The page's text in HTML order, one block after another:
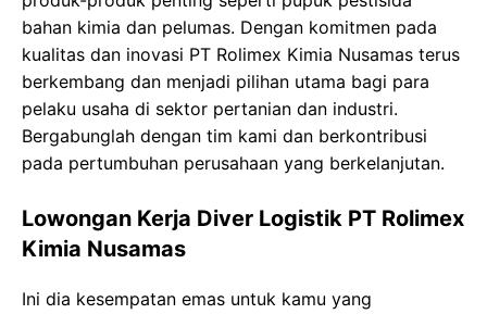
bahan kimia dan pelumas. Dengan komitmen pada
kualitas dan inovasi PT Rolimex Kimia Nusamas terus
berkembang dan menjadi pilihan utama bagi para
pelaku usaha di sektor pertanian dan industri.
Bergabunglah dengan tim kami dan berkontribusi
pada pertumbuhan perusahaan yang berkelanjutan.
Lowongan Kerja Diver Logistik PT Rolimex
Kimia Nusamas
Ini dia kesempatan emas untuk kamu yang